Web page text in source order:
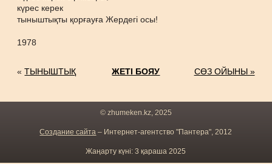
күрес керек
тыныштықты қорғауға Жердегі осы!
1978
«ТЫНЫШТЫҚ ЖЕТІ БОЯУ СӨЗ ОЙЫНЫ »
© zhumeken.kz, 2025
Создание сайта – Интернет-агентство "Пантера", 2012
Жаңарту күні: 3 қараша 2025